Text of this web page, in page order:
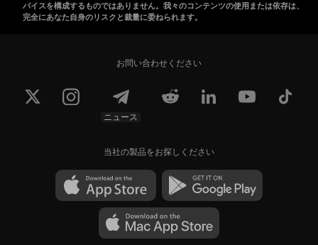
バイスを構成するものではありません。我々のコンテンツの使用または依存は、
完全にあなた自身のリスクと裁量に委ねられます。
お問い合わせください
ニュース
当社の製品をお探しください